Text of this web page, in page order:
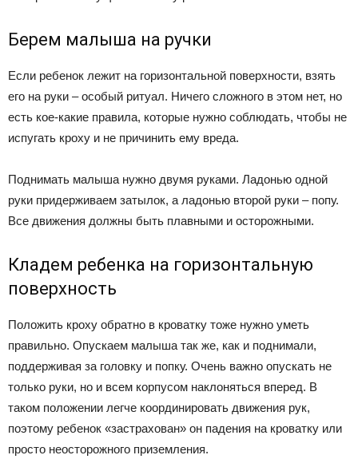
Берем малыша на ручки
Если ребенок лежит на горизонтальной поверхности, взять
его на руки – особый ритуал. Ничего сложного в этом нет, но
есть кое-какие правила, которые нужно соблюдать, чтобы не
испугать кроху и не причинить ему вреда.
Поднимать малыша нужно двумя руками. Ладонью одной
руки придерживаем затылок, а ладонью второй руки – попу.
Все движения должны быть плавными и осторожными.
Кладем ребенка на горизонтальную
поверхность
Положить кроху обратно в кроватку тоже нужно уметь
правильно. Опускаем малыша так же, как и поднимали,
поддерживая за головку и попку. Очень важно опускать не
только руки, но и всем корпусом наклоняться вперед. В
таком положении легче координировать движения рук,
поэтому ребенок «застрахован» он падения на кроватку или
просто неосторожного приземления.